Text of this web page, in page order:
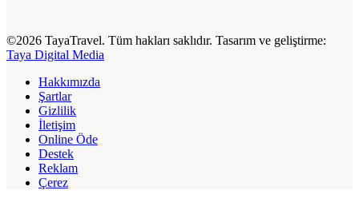
©2026 TayaTravel. Tüm hakları saklıdır. Tasarım ve geliştirme:
Taya Digital Media
Hakkımızda
Şartlar
Gizlilik
İletişim
Online Öde
Destek
Reklam
Çerez